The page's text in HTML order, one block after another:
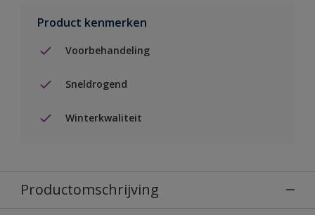
Product kenmerken
Voorbehandeling
Sneldrogend
Winterkwaliteit
Productomschrijving